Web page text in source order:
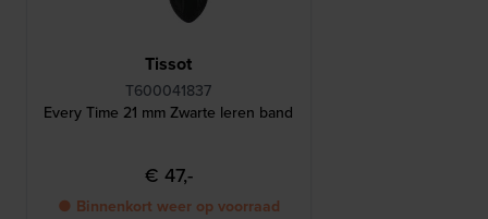
Tissot
T600041837
Every Time 21 mm Zwarte leren band
€ 47,-
● Binnenkort weer op voorraad